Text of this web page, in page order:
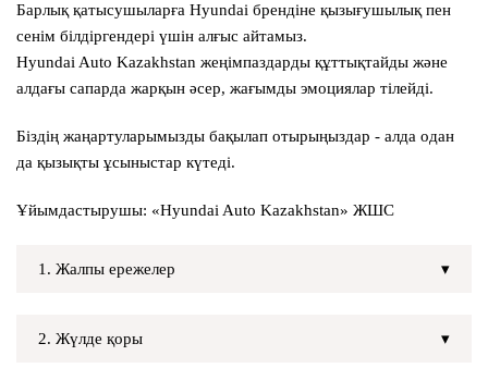
Барлық қатысушыларға Hyundai брендіне қызығушылық пен
сенім білдіргендері үшін алғыс айтамыз.
Hyundai Auto Kazakhstan жеңімпаздарды құттықтайды және
алдағы сапарда жарқын әсер, жағымды эмоциялар тілейді.
Біздің жаңартуларымызды бақылап отырыңыздар - алда одан
да қызықты ұсыныстар күтеді.
Ұйымдастырушы: «Hyundai Auto Kazakhstan» ЖШС
1. Жалпы ережелер
2. Жүлде қоры